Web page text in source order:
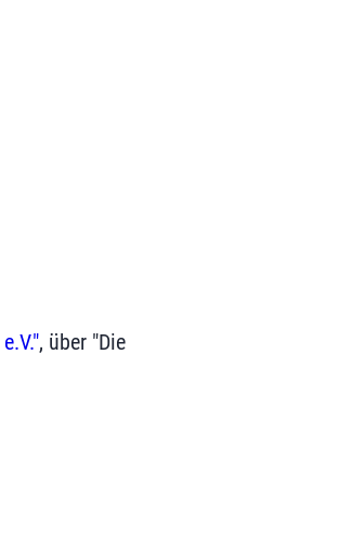
, über "Die